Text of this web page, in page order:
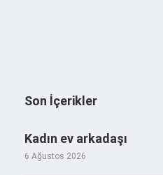
Son İçerikler
Kadın ev arkadaşı
6 Ağustos 2026